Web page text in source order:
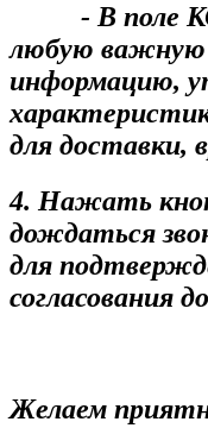
- В поле
любую важную
информацию,
для доставки,
4. Нажать
дождаться
для
согласования
Желаем